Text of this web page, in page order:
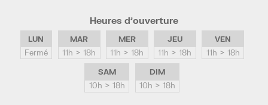
Heures d’ouverture
LUN
Fermé
MAR
11h > 18h
MER
11h > 18h
JEU
11h > 18h
VEN
11h > 18h
SAM
10h > 18h
DIM
10h > 18h